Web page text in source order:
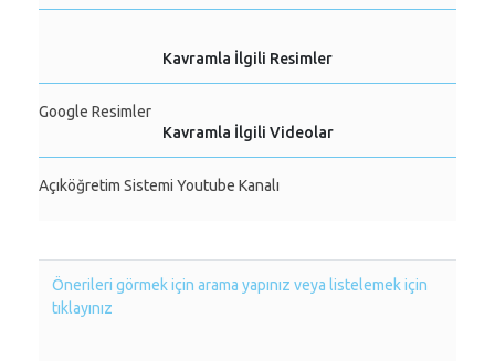
Kavramla İlgili Resimler
Google Resimler
Kavramla İlgili Videolar
Açıköğretim Sistemi Youtube Kanalı
Önerileri görmek için arama yapınız veya listelemek için
tıklayınız